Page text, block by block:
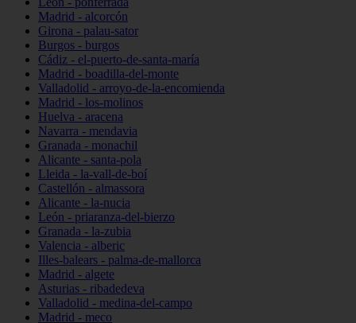
Madrid - alcorcón
Girona - palau-sator
Burgos - burgos
Cádiz - el-puerto-de-santa-maría
Madrid - boadilla-del-monte
Valladolid - arroyo-de-la-encomienda
Madrid - los-molinos
Huelva - aracena
Navarra - mendavia
Granada - monachil
Alicante - santa-pola
Lleida - la-vall-de-boí
Castellón - almassora
Alicante - la-nucia
León - priaranza-del-bierzo
Granada - la-zubia
Valencia - alberic
Illes-balears - palma-de-mallorca
Madrid - algete
Asturias - ribadedeva
Valladolid - medina-del-campo
Madrid - meco